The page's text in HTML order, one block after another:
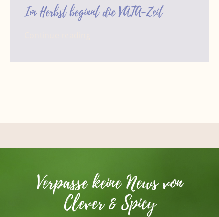
Im Herbst beginnt die VATA-Zeit
Verpasse keine News von
Clever & Spicy